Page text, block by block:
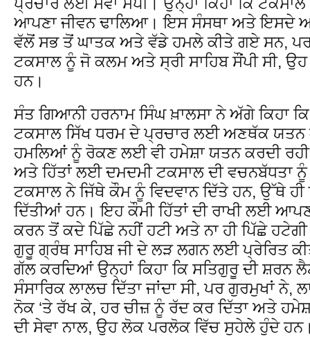
ਆਪਣਾ ਜੀਵਨ ਢਾਲਿਆ। ਇਸ ਸੰਸਥਾ ਅਤੇ ਇਸਦੇ
ਵੱਲੋਂ ਸਭ ਤੋਂ ਘਾਤਕ ਅਤੇ ਵੱਡੇ ਹਮਲੇ ਕੀਤੇ ਗਏ ਸਨ, ਪਰ
ਟਕਸਾਲ ਨੂੰ ਜੋ ਕਲਮ ਅਤੇ ਸ੍ਰੀ ਸਾਹਿਬ ਸੌਂਪੀ ਸੀ,
ਹਨ।
ਸੰਤ ਗਿਆਨੀ ਹਰਨਾਮ ਸਿੰਘ ਖ਼ਾਲਸਾ ਨੇ ਅੱਗੇ ਕਿਹਾ
ਟਕਸਾਲ ਸਿੱਖ ਧਰਮ ਦੇ ਪ੍ਰਚਾਰ ਲਈ ਅਣਥੱਕ ਯਤਨ
ਹਮਲਿਆਂ ਨੂੰ ਰੋਕਣ ਲਈ ਵੀ ਹਮੇਸ਼ਾ ਯਤਨ ਕਰਦੀ
ਅਤੇ ਹਿੱਤਾਂ ਲਈ ਦਮਦਮੀ ਟਕਸਾਲ ਦੀ ਵਚਨਬੱਧਤਾ ਨੂੰ
ਟਕਸਾਲ ਨੇ ਜਿੱਥੇ ਕੌਮ ਨੂੰ ਵਿਦਵਾਨ ਦਿੱਤੇ ਹਨ, ਉੱਥੇ
ਦਿੱਤੀਆਂ ਹਨ। ਇਹ ਕੌਮੀ ਹਿੱਤਾਂ ਦੀ ਰਾਖੀ ਲਈ
ਕਰਨ ਤੋਂ ਕਦੇ ਪਿੱਛੇ ਨਹੀਂ ਹਟੀ ਅਤੇ ਨਾ ਹੀ ਪਿੱਛੇ
ਗੁਰੂ ਗ੍ਰੰਥ ਸਾਹਿਬ ਜੀ ਦੇ ਲੜ ਲਗਨ ਲਈ ਪ੍ਰੇਰਿਤ
ਗੱਲ ਕਰਦਿਆਂ ਉਨ੍ਹਾਂ ਕਿਹਾ ਕਿ ਸਤਿਗੁਰੂ ਦੀ ਸ਼ਰਨ
ਸੰਸਾਰਿਕ ਲਾਲਚ ਦਿੱਤਾ ਜਾਂਦਾ ਸੀ, ਪਰ ਗੁਰਮੁਖਾਂ
ਨੋਕ ‘ਤੇ ਰੱਖ ਕੇ, ਹਰ ਚੀਜ਼ ਨੂੰ ਰੱਦ ਕਰ ਦਿੱਤਾ ਅਤੇ
ਦੀ ਸੇਵਾ ਨਾਲ, ਉਹ ਲੋਕ ਪਰਲੋਕ ਵਿੱਚ ਸੁਹੇਲੇ ਹੁੰਦੇ